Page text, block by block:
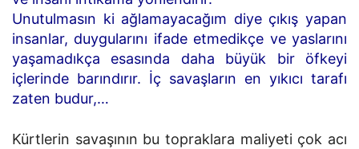
Unutulmasın ki ağlamayacağım diye çıkış yapan
insanlar, duygularını ifade etmedikçe ve yaslarını
yaşamadıkça esasında daha büyük bir öfkeyi
içlerinde barındırır. İç savaşların en yıkıcı tarafı
zaten budur,…
Kürtlerin savaşının bu topraklara maliyeti çok acı